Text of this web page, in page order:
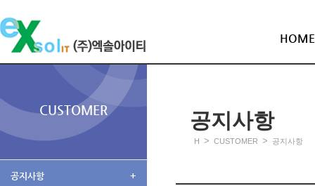
HOME
CUSTOMER
공지사항 +
공지사항
H > CUSTOMER > 공지사항